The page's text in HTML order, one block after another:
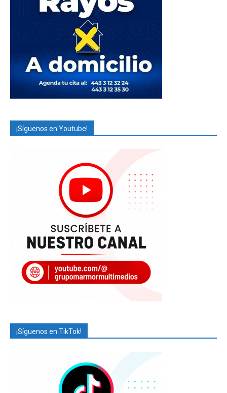
¡Síguenos en Youtube!
¡Síguenos en TikTok!